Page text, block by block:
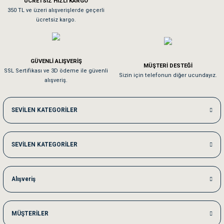
Sa**** On******
Kedilerim beğeniyorlar. Memnunuz. Uygun fiyatta olması iyi.
Me***** Ya******
Akşam verdiğim sipariş bir sonraki gün elime ulaştı. Jack russell köpeğim
Ka***** Ar******
Ufak bir sorun harici sorun olmadı sağolsunlar onuda hemen çözdüler
350 TL ve üzeri alışverişlerde geçerli
ücretsiz kargo.
GÜVENLİ ALIŞVERİŞ
SSL Sertifikası ve 3D ödeme ile güvenli
alışveriş.
MÜŞTERİ DESTEĞİ
Sizin için telefonun diğer ucundayız.
SEVİLEN KATEGORİLER
SEVİLEN KATEGORİLER
Alışveriş
MÜŞTERİLER